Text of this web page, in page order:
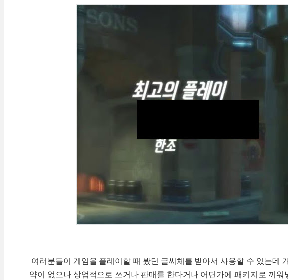
여러분들이 게임을 플레이할 때 봤던 글씨체를 받아서 사용할 수 있는데
약이 없으나 상업적으로 쓰거나 판매를 한다거나 어딘가에 패키지로 끼